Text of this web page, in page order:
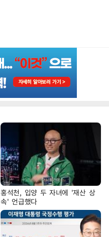
홍석천, 입양 두 자녀에 '재산 상
속' 언급했다